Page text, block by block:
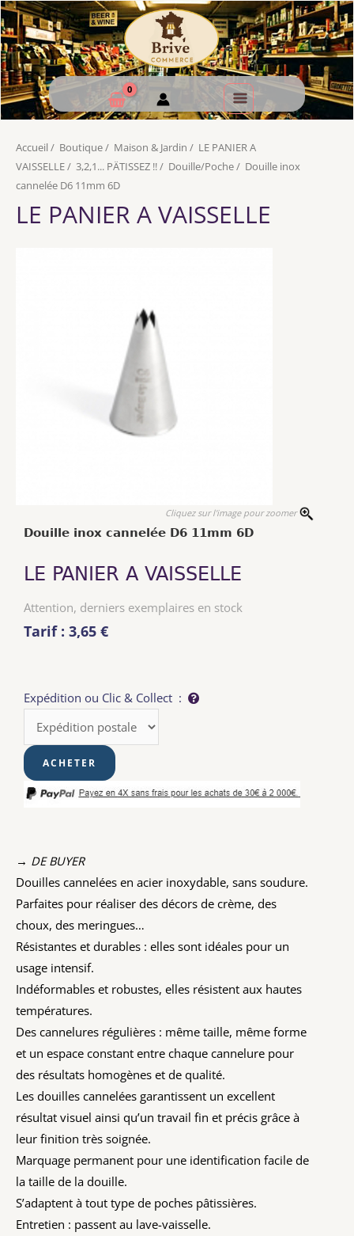
Accueil / Boutique/ Maison & Jardin / LE PANIER A
VAISSELLE/ 3,2,1... PÄTISSEZ !!/ Douille/Poche/ Douille inox
cannelée D6 11mm 6D
LE PANIER A VAISSELLE
Cliquez sur l'image pour zoomer
Douille inox cannelée D6 11mm 6D
LE PANIER A VAISSELLE
Attention, derniers exemplaires en stock
Tarif : 3,65 €
Expédition ou Clic & Collect :
→ DE BUYER
Douilles cannelées en acier inoxydable, sans soudure.
Parfaites pour réaliser des décors de crème, des
choux, des meringues…
Résistantes et durables : elles sont idéales pour un
usage intensif.
Indéformables et robustes, elles résistent aux hautes
températures.
Des cannelures régulières : même taille, même forme
et un espace constant entre chaque cannelure pour
des résultats homogènes et de qualité.
Les douilles cannelées garantissent un excellent
résultat visuel ainsi qu’un travail fin et précis grâce à
leur finition très soignée.
Marquage permanent pour une identification facile de
la taille de la douille.
S’adaptent à tout type de poches pâtissières.
Entretien : passent au lave-vaisselle.